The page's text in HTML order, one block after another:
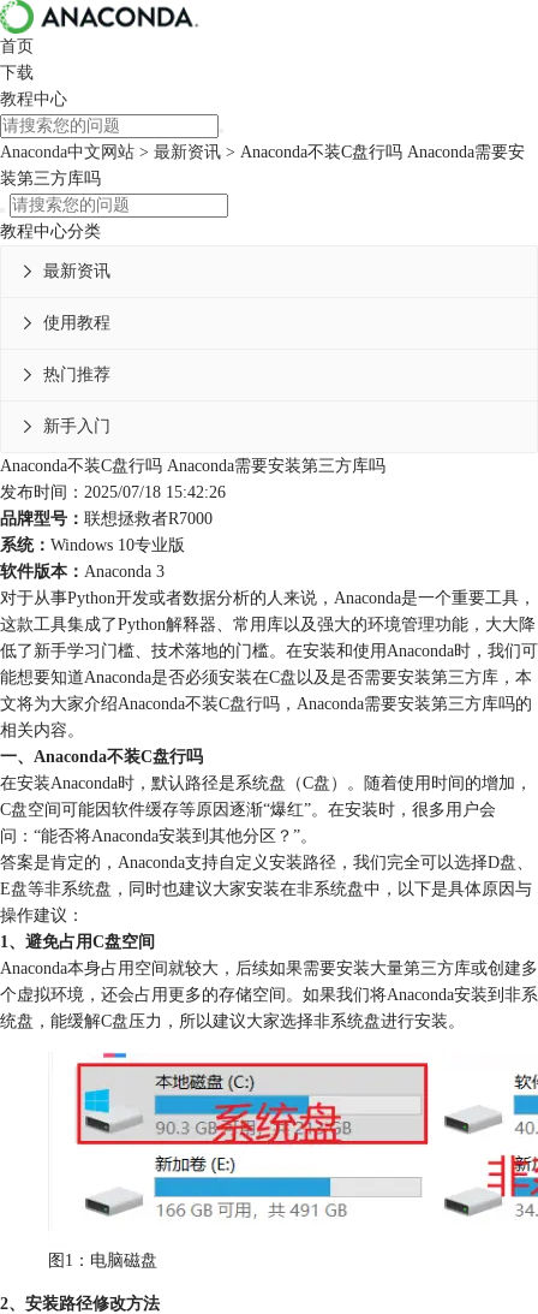
首页
下载
教程中心
Anaconda中文网站 > 最新资讯 > Anaconda不装C盘行吗 Anaconda需要安
装第三方库吗
教程中心分类
最新资讯

使用教程

热门推荐

新手入门

Anaconda不装C盘行吗 Anaconda需要安装第三方库吗
发布时间：2025/07/18 15:42:26
品牌型号： 联想拯救者R7000
系统： Windows 10专业版
软件版本： Anaconda 3
对于从事Python开发或者数据分析的人来说，Anaconda是一个重要工具，
这款工具集成了Python解释器、常用库以及强大的环境管理功能，大大降
低了新手学习门槛、技术落地的门槛。在安装和使用Anaconda时，我们可
能想要知道Anaconda是否必须安装在C盘以及是否需要安装第三方库，本
文将为大家介绍Anaconda不装C盘行吗，Anaconda需要安装第三方库吗的
相关内容。
一、Anaconda不装C盘行吗
在安装Anaconda时，默认路径是系统盘（C盘）。随着使用时间的增加，
C盘空间可能因软件缓存等原因逐渐“爆红”。在安装时，很多用户会
问：“能否将Anaconda安装到其他分区？”。
答案是肯定的，Anaconda支持自定义安装路径，我们完全可以选择D盘、
E盘等非系统盘，同时也建议大家安装在非系统盘中，以下是具体原因与
操作建议：
1、避免占用C盘空间
Anaconda本身占用空间就较大，后续如果需要安装大量第三方库或创建多
个虚拟环境，还会占用更多的存储空间。如果我们将Anaconda安装到非系
统盘，能缓解C盘压力，所以建议大家选择非系统盘进行安装。
图1：电脑磁盘
2、安装路径修改方法